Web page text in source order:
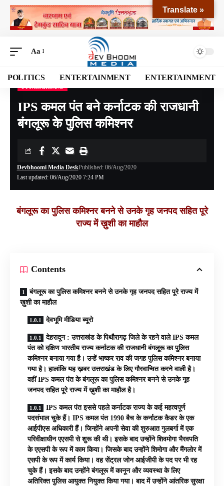
Aa
POLITICS ENTERTAINMENT ENTERTAINMENT
Devbhoomi Media> Blog> NATIONAL>UTTARAKHAND>IPS कमल पंत बने कर्नाटक की राजधानी बंगलूरू के पुलिस कमिश्नर
IPS कमल पंत बने कर्नाटक की राजधानी
बंगलूरू के पुलिस कमिश्नर
Last updated: 06/Aug/2020 7:24 PM
Devbhoomi Media DeskPublished: 06/Aug/2020
बंगलूरू का पुलिस कमिश्नर बनने से उनके गृह जनपद सहित पूरे
राज्य में ख़ुशी का माहौल
Contents
बंगलूरू का पुलिस कमिश्नर बनने से उनके गृह जनपद सहित पूरे राज्य में
ख़ुशी का माहौल
देवभूमि मीडिया ब्यूरो
देहरादून : उत्तराखंड के पिथौरागढ़ जिले के रहने वाले IPS कमल
पंत को दक्षिण भारतीय राज्य कर्नाटक की राजधानी बंगलूरू का पुलिस
कमिश्नर बनाया गया है। उन्हें भाष्कर राव की जगह पुलिस कमिश्नर बनाया
गया है। हालांकि यह ख़बर उत्तराखंड के लिए गौरवान्वित करने वाली है।
वहीं IPS कमल पंत के बंगलूरू का पुलिस कमिश्नर बनने से उनके गृह
जनपद सहित पूरे राज्य में ख़ुशी का माहौल है।
IPS कमल पंत इससे पहले कर्नाटक राज्य के क‌ई महत्वपूर्ण
पदसंभाल चुके हैं। IPS कमल पंत 1990 बैच के कर्नाटक कैडर के एक
आईपीएस अधिकारी हैं। जिन्होंने अपनी सेवा की शुरुआत गुलबर्गा में एक
परिवीक्षाधीन एएसपी से शुरू की थी। इसके बाद उन्होंने शिवमोगा भैरवपति
के एएसपी के रूप में काम किया। जिसके बाद उन्होंने शिमोगा और मैंगलोर में
एसपी के रूप में कार्य किया। वह सेंट्रल जोन आईजीपी के पद पर भी रह
चुके हैं। इसके बाद उन्होंने बंगलूरू में कानून और व्यवस्था के लिए
अतिरिक्त पुलिस आयुक्त नियुक्त किया गया। बाद में उन्होंने आंतरिक सुरक्षा
Translate »